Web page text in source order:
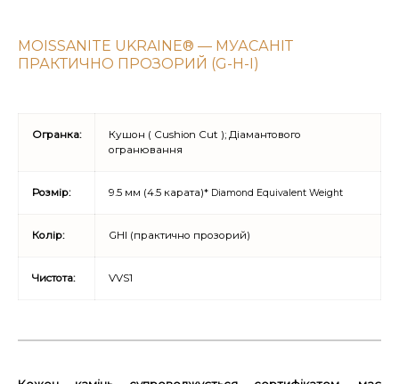
MOISSANITE UKRAINE® — МУАСАНІТ
ПРАКТИЧНО ПРОЗОРИЙ (G-H-I)
Огранка:
Кушон ( Cushion Cut ); Діамантового
огранювання
Розмір: 9.5 мм (4.5 карата)* Diamond Equivalent Weight
Колір: GHI (практично прозорий)
Чистота: VVS1